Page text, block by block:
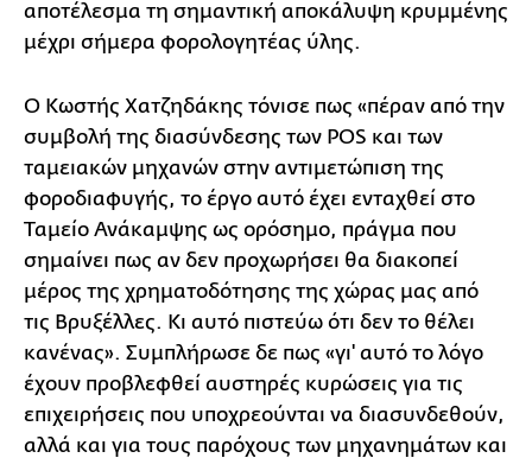
αποτέλεσμα τη σημαντική αποκάλυψη κρυμμένης
μέχρι σήμερα φορολογητέας ύλης.
Ο Κωστής Χατζηδάκης τόνισε πως «πέραν από την
συμβολή της διασύνδεσης των POS και των
ταμειακών μηχανών στην αντιμετώπιση της
φοροδιαφυγής, το έργο αυτό έχει ενταχθεί στο
Ταμείο Ανάκαμψης ως ορόσημο, πράγμα που
σημαίνει πως αν δεν προχωρήσει θα διακοπεί
μέρος της χρηματοδότησης της χώρας μας από
τις Βρυξέλλες. Κι αυτό πιστεύω ότι δεν το θέλει
κανένας». Συμπλήρωσε δε πως «γι' αυτό το λόγο
έχουν προβλεφθεί αυστηρές κυρώσεις για τις
επιχειρήσεις που υποχρεούνται να διασυνδεθούν,
αλλά και για τους παρόχους των μηχανημάτων και